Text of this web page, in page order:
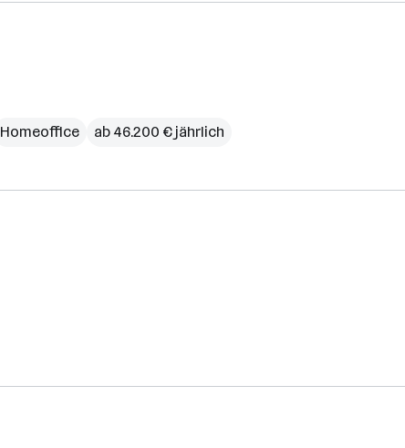
Homeoffice ab 46.200 € jährlich